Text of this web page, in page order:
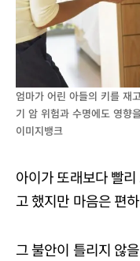
엄마가 어린 아들의 키를 재
기 암 위험과 수명에도 영향
이미지뱅크
아이가 또래보다 빨
고 했지만 마음은 편
그 불안이 틀리지 않